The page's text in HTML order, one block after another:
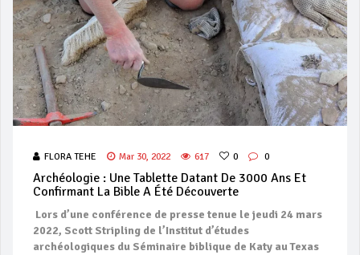
FLORA TEHE Mar 30, 2022 617 0 0
Archéologie : Une Tablette Datant De 3000 Ans Et
Confirmant La Bible A Été Découverte
Lors d’une conférence de presse tenue le jeudi 24 mars
2022, Scott Stripling de l’Institut d’études
archéologiques du Séminaire biblique de Katy au Texas